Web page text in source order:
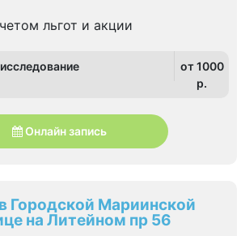
льгот и акции
от 1000
p.
Онлайн запись
Городской Мариинской
на Литейном пр 56